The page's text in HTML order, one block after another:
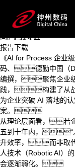
关
AI
下载专区
系统拆解 AI 如何打
企业从效率优化跃向
向。
报告下载
《AI for Process 企业
码、德勤中国（
编撰，聚焦企业级
践，构建了从
为企业突破 AI 落地的
案。
从理论层面看，若
五到十年内，“
升效率，而非取
人技术（Robotic AI
会逐渐弱化。